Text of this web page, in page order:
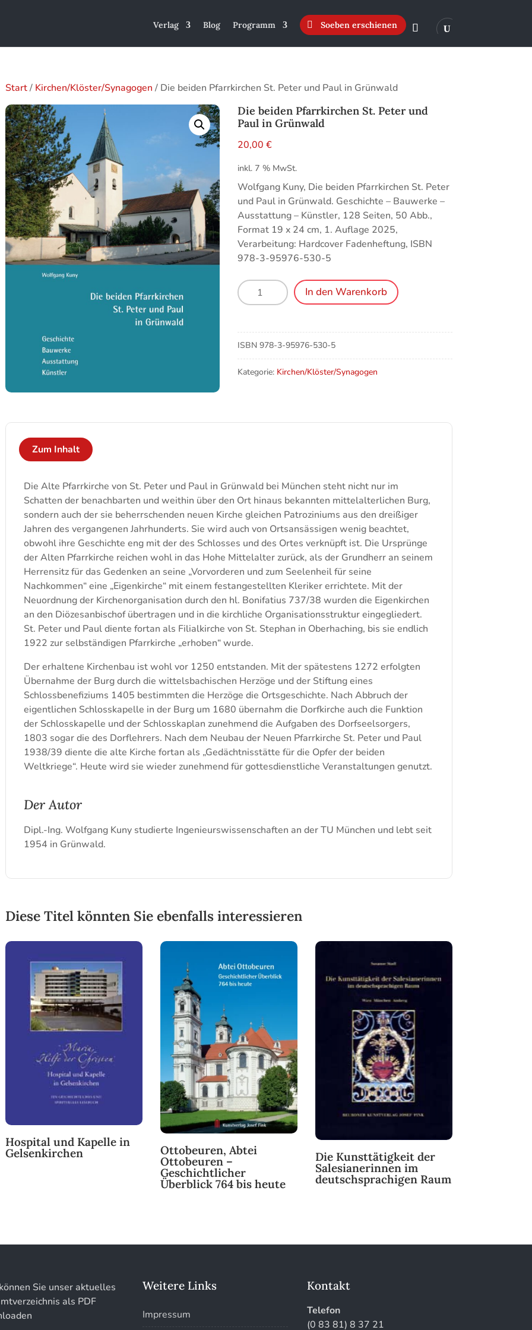
Verlag Blog Programm Soeben erschienen
Start/ Kirchen/Klöster/Synagogen / Die beiden Pfarrkirchen St. Peter und Paul in Grünwald
Die beiden Pfarrkirchen St. Peter und
Paul in Grünwald
20,00€
inkl. 7 % MwSt.
Wolfgang Kuny, Die beiden Pfarrkirchen St. Peter
und Paul in Grünwald. Geschichte – Bauwerke –
Ausstattung – Künstler, 128 Seiten, 50 Abb.,
Format 19 x 24 cm, 1. Auflage 2025,
Verarbeitung: Hardcover Fadenheftung, ISBN
978-3-95976-530-5
Die
beiden
St.
Peter
und
Paul
In den Warenkorb
ISBN978-3-95976-530-5
Kategorie: Kirchen/Klöster/Synagogen
Zum Inhalt
Die Alte Pfarrkirche von St. Peter und Paul in Grünwald bei München steht nicht nur im
Schatten der benachbarten und weithin über den Ort hinaus bekannten mittelalterlichen Burg,
sondern auch der sie beherrschenden neuen Kirche gleichen Patroziniums aus den dreißiger
Jahren des vergangenen Jahrhunderts. Sie wird auch von Ortsansässigen wenig beachtet,
obwohl ihre Geschichte eng mit der des Schlosses und des Ortes verknüpft ist. Die Ursprünge
der Alten Pfarrkirche reichen wohl in das Hohe Mittelalter zurück, als der Grundherr an seinem
Herrensitz für das Gedenken an seine „Vorvorderen und zum Seelenheil für seine
Nachkommen“ eine „Eigenkirche“ mit einem festangestellten Kleriker errichtete. Mit der
Neuordnung der Kirchenorganisation durch den hl. Bonifatius 737/38 wurden die Eigenkirchen
an den Diözesanbischof übertragen und in die kirchliche Organisationsstruktur eingegliedert.
St. Peter und Paul diente fortan als Filialkirche von St. Stephan in Oberhaching, bis sie endlich
1922 zur selbständigen Pfarrkirche „erhoben“ wurde.
Der erhaltene Kirchenbau ist wohl vor 1250 entstanden. Mit der spätestens 1272 erfolgten
Übernahme der Burg durch die wittelsbachischen Herzöge und der Stiftung eines
Schlossbenefiziums 1405 bestimmten die Herzöge die Ortsgeschichte. Nach Abbruch der
eigentlichen Schlosskapelle in der Burg um 1680 übernahm die Dorfkirche auch die Funktion
der Schlosskapelle und der Schlosskaplan zunehmend die Aufgaben des Dorfseelsorgers,
1803 sogar die des Dorflehrers. Nach dem Neubau der Neuen Pfarrkirche St. Peter und Paul
1938/39 diente die alte Kirche fortan als „Gedächtnisstätte für die Opfer der beiden
Weltkriege“. Heute wird sie wieder zunehmend für gottesdienstliche Veranstaltungen genutzt.
Der Autor
Dipl.-Ing. Wolfgang Kuny studierte Ingenieurswissenschaften an der TU München und lebt seit
1954 in Grünwald.
Diese Titel könnten Sie ebenfalls interessieren
Hospital und Kapelle in
Gelsenkirchen Ottobeuren, Abtei
Ottobeuren –
Geschichtlicher
Überblick 764 bis heute
Die Kunsttätigkeit der
Salesianerinnen im
deutschsprachigen Raum
können Sie unser aktuelles
als PDF
Weitere Links
Impressum
Kontakt
Telefon
(0 83 81) 8 37 21